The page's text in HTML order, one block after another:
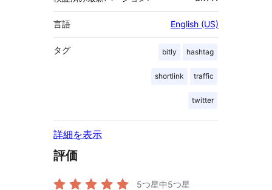
言語 English (US)
タグ bitly hashtag
shortlink traffic
twitter
詳細を表示
評価
5つ星中5つ星